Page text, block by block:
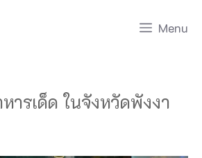
Menu
ารเด็ด ในจังหวัดพังงา